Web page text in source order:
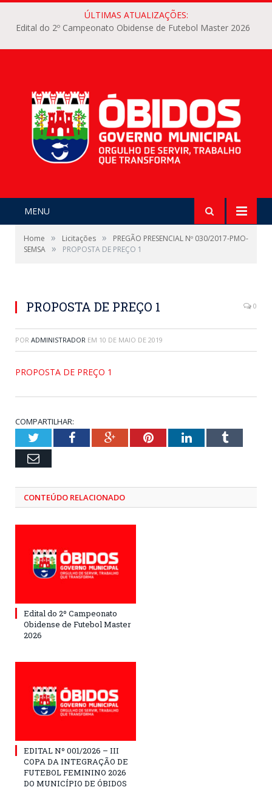
ÚLTIMAS ATUALIZAÇÕES:
Edital do 2º Campeonato Obidense de Futebol Master 2026
MENU
Home » Licitações »
PREGÃO PRESENCIAL Nº 030/2017-PMO-
SEMSA » PROPOSTA DE PREÇO 1
PROPOSTA DE PREÇO 1 0
POR ADMINISTRADOR EM 10 DE MAIO DE 2019
PROPOSTA DE PREÇO 1
COMPARTILHAR:
TwitterFacebookGoogle+PinterestLinkedInTumblr
Email
CONTEÚDO RELACIONADO
Edital do 2º Campeonato
Obidense de Futebol Master
2026
EDITAL Nº 001/2026 – III
COPA DA INTEGRAÇÃO DE
FUTEBOL FEMININO 2026
DO MUNICÍPIO DE ÓBIDOS